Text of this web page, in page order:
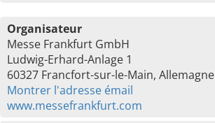
Organisateur
Messe Frankfurt GmbH
Ludwig-Erhard-Anlage 1
60327 Francfort-sur-le-Main, Allemagne
Montrer l'adresse émail
www.messefrankfurt.com